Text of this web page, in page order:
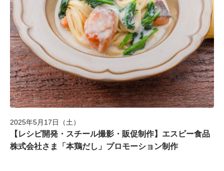
2025年5月17日（土）
【レシピ開発・スチール撮影・販促制作】エスビー食品
株式会社さま「本鶏だし」プロモーション制作